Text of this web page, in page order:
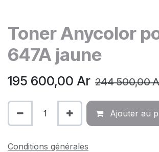
Toner Anycolor
647A jaune
195 600,00 Ar 244 500,00
Ajouter au
Conditions générales